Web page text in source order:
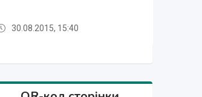
30.08.2015, 15:40
30.08.2015, 15:40
30.08.2015, 15:40
30.08.2015, 15:4030.08.2015, 15:40
30.08.2015, 15:40
30.08.2015, 15:40
30.08.2015, 15:40